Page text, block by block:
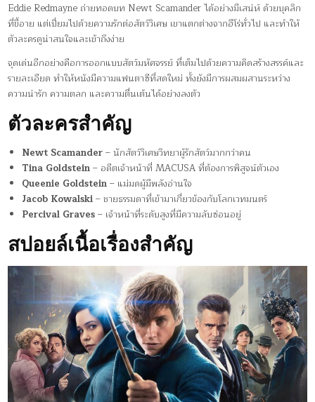
Eddie Redmayne ถ่ายทอดบท Newt Scamander ได้อย่างมีเสน่ห์ ด้วยบุคลิก
ที่ขี้อาย แต่เปี่ยมไปด้วยความรักต่อสัตว์วิเศษ เขาแตกต่างจากฮีโร่ทั่วไป และทำให้
ตัวละครดูน่าสนใจและเข้าถึงง่าย
จุดเด่นอีกอย่างคือการออกแบบสัตว์มหัศจรรย์ ที่เต็มไปด้วยความคิดสร้างสรรค์และ
รายละเอียด ทำให้หนังมีความแฟนตาซีที่สดใหม่ ทั้งยังมีการผสมผสานระหว่าง
ความน่ารัก ความตลก และความตื่นเต้นได้อย่างลงตัว
ตัวละครสำคัญ
Newt Scamander– นักสัตว์วิเศษวิทยาผู้รักสัตว์มากกว่าคน
Tina Goldstein– อดีตเจ้าหน้าที่ MACUSA ที่ต้องการพิสูจน์ตัวเอง
Queenie Goldstein– แม่มดผู้มีพลังอ่านใจ
Jacob Kowalski– ชายธรรมดาที่เข้ามาเกี่ยวข้องกับโลกเวทมนตร์
Percival Graves– เจ้าหน้าที่ระดับสูงที่มีความลับซ่อนอยู่
สปอยล์เนื้อเรื่องสำคัญ